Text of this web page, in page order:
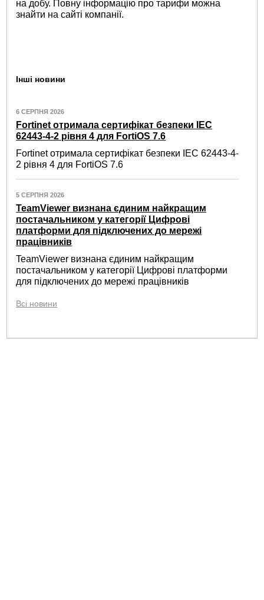
на добу. Повну інформацію про тарифи можна
знайти на сайті компанії.
Інші новини
6 СЕРПНЯ 2026
Fortinet отримала сертифікат безпеки IEC
62443-4-2 рівня 4 для FortiOS 7.6
Fortinet отримала сертифікат безпеки IEC 62443-4-
2 рівня 4 для FortiOS 7.6
5 СЕРПНЯ 2026
TeamViewer визнана єдиним найкращим
постачальником у категорії Цифрові
платформи для підключених до мережі
працівників
TeamViewer визнана єдиним найкращим
постачальником у категорії Цифрові платформи
для підключених до мережі працівників
Всі новини